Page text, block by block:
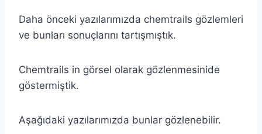
Daha önceki yazılarımızda chemtrails gözlemleri
ve bunları sonuçlarını tartışmıştık.
Chemtrails in görsel olarak gözlenmesinide
göstermiştik.
Aşağıdaki yazılarımızda bunlar gözlenebilir.